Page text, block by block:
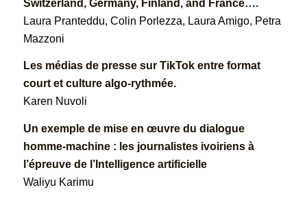
Switzerland, Germany, Finland, and France….
Laura Pranteddu, Colin Porlezza, Laura Amigo, Petra
Mazzoni
Les médias de presse sur TikTok entre format
court et culture algo-rythmée.
Karen Nuvoli
Un exemple de mise en œuvre du dialogue
homme-machine : les journalistes ivoiriens à
l’épreuve de l’Intelligence artificielle
Waliyu Karimu